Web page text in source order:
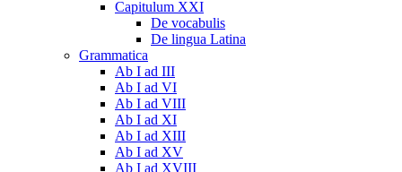
Capitulum XXI
De vocabulis
De lingua Latina
Grammatica
Ab I ad III
Ab I ad VI
Ab I ad VIII
Ab I ad XI
Ab I ad XIII
Ab I ad XV
Ab I ad XVIII